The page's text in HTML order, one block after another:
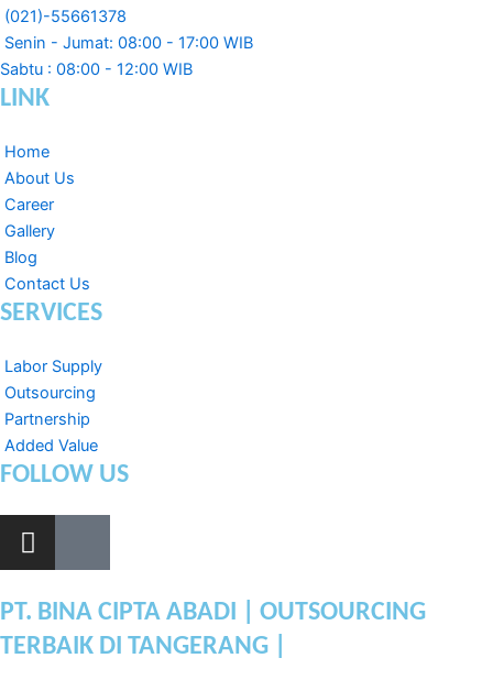
(021)-55661378
Senin - Jumat: 08:00 - 17:00 WIB
Sabtu : 08:00 - 12:00 WIB
LINK
Home
About Us
Career
Gallery
Blog
Contact Us
SERVICES
Labor Supply
Outsourcing
Partnership
Added Value
FOLLOW US
I
n
t
a
g
k
e
d
PT. BINA CIPTA ABADI | OUTSOURCING
TERBAIK DI TANGERANG |